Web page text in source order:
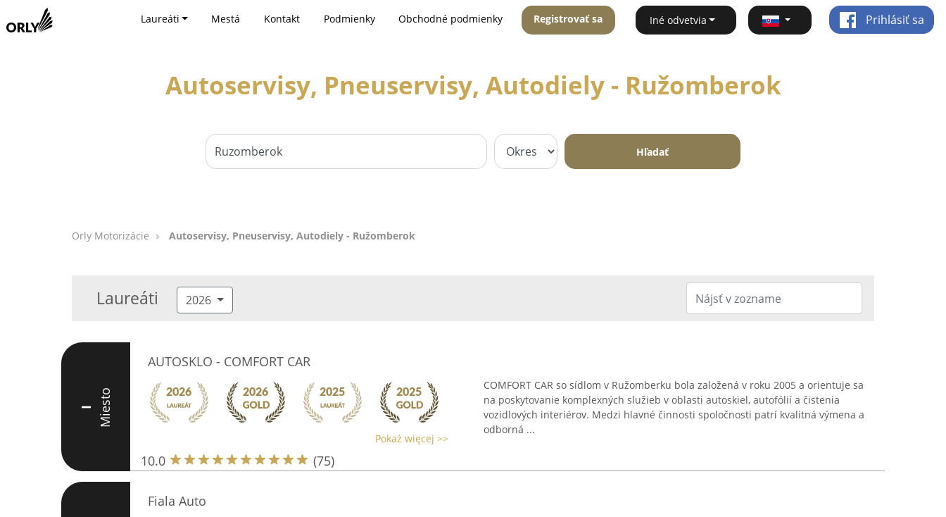
Laureáti Mestá Kontakt Podmienky Obchodné podmienky Registrovať sa Iné odvetvia Prihlásiť sa
Autoservisy, Pneuservisy, Autodiely - Ružomberok
Hľadať
Orly Motorizácie Autoservisy, Pneuservisy, Autodiely - Ružomberok
Laureáti 2026
I Miesto
AUTOSKLO - COMFORT CAR
Pokaż więcej >>
10.0 (75)
COMFORT CAR so sídlom v Ružomberku bola založená v roku 2005 a orientuje sa
na poskytovanie komplexných služieb v oblasti autoskiel, autofólií a čistenia
vozidlových interiérov. Medzi hlavné činnosti spoločnosti patrí kvalitná výmena a
odborná ...
Fiala Auto